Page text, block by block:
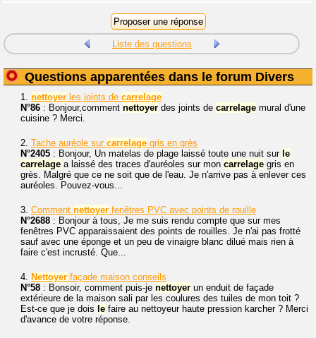
Liste des questions
Questions apparentées dans le forum Divers
1. nettoyer les joints de carrelage
N°86 : Bonjour,comment nettoyer des joints de carrelage mural d'une
cuisine ? Merci.
2. Tache auréole sur carrelage gris en grès
N°2405 : Bonjour, Un matelas de plage laissé toute une nuit sur le
carrelage a laissé des traces d'auréoles sur mon carrelage gris en
grès. Malgré que ce ne soit que de l'eau. Je n'arrive pas à enlever ces
auréoles. Pouvez-vous...
3. Comment nettoyer fenêtres PVC avec points de rouille
N°2688 : Bonjour à tous, Je me suis rendu compte que sur mes
fenêtres PVC apparaissaient des points de rouilles. Je n'ai pas frotté
sauf avec une éponge et un peu de vinaigre blanc dilué mais rien à
faire c'est incrusté. Que...
4. Nettoyer façade maison conseils
N°58 : Bonsoir, comment puis-je nettoyer un enduit de façade
extérieure de la maison sali par les coulures des tuiles de mon toit ?
Est-ce que je dois le faire au nettoyeur haute pression karcher ? Merci
d'avance de votre réponse.